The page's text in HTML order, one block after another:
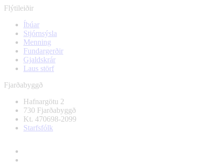
Flýtileiðir
Íbúar
Stjórnsýsla
Menning
Fundargerðir
Gjaldskrár
Laus störf
Fjarðabyggð
Hafnargötu 2
730 Fjarðabyggð
Kt. 470698-2099
Starfsfólk